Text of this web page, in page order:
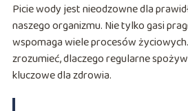
Picie wody jest nieodzowne dla
naszego organizmu. Nie tylko gasi
wspomaga wiele procesów
zrozumieć, dlaczego regularne
kluczowe dla zdrowia.